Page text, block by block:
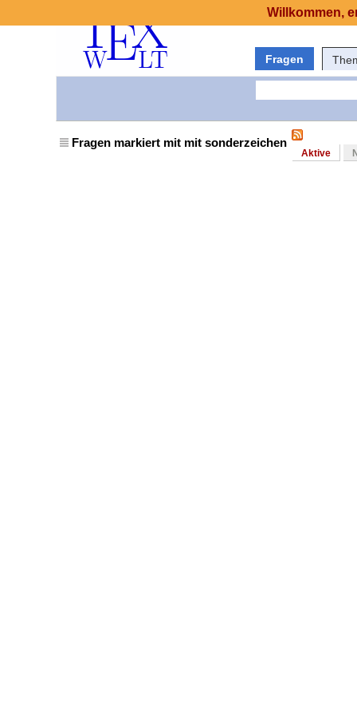
Fragen
Fragen markiert mit mit sonderzeichen
Aktive
Willkommen,